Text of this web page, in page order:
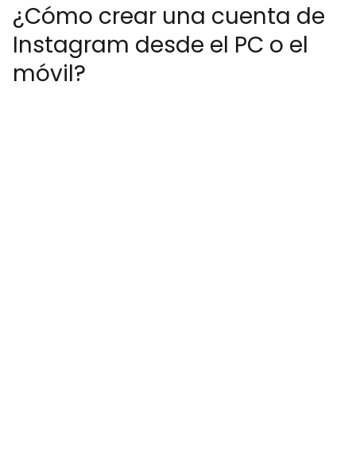
¿Cómo crear una cuenta de
Instagram desde el PC o el
móvil?